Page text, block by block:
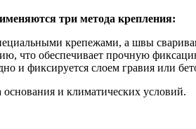
три метода крепления:
крепежами, а швы
что обеспечивает прочную
и фиксируется слоем гравия или
основания и климатических условий.